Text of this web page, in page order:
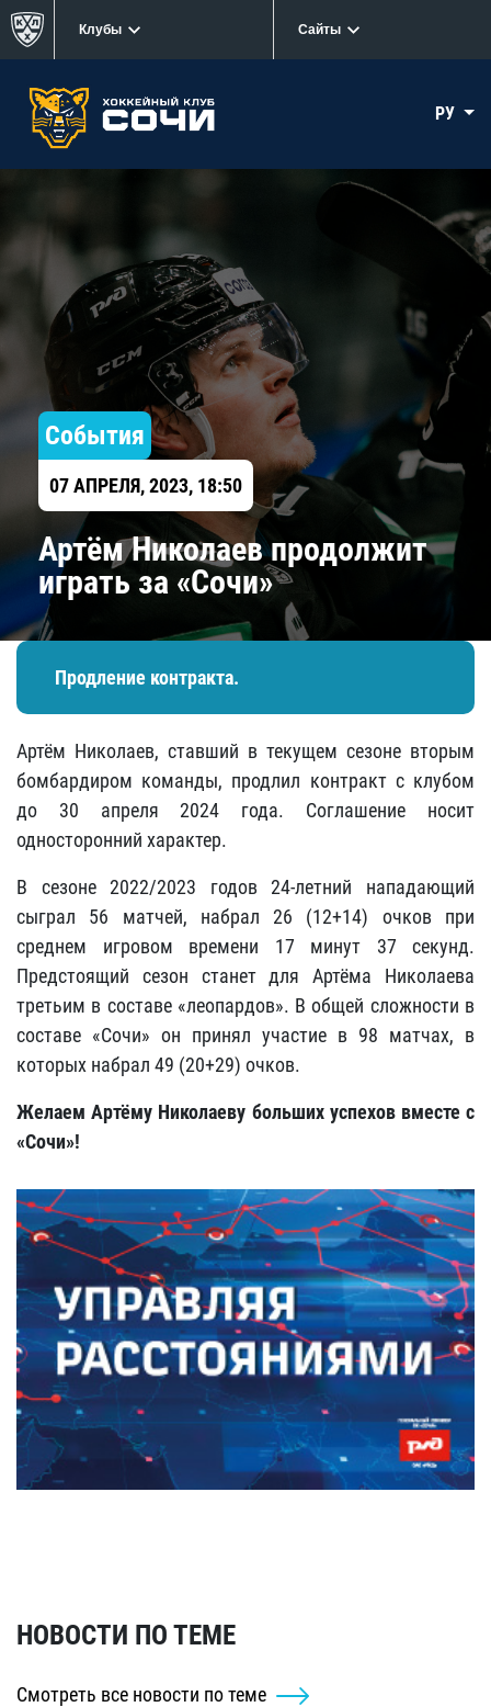
Клубы Сайты
РУ
События
07 АПРЕЛЯ, 2023, 18:50
Артём Николаев продолжит
играть за «Сочи»
Продление контракта.
Артём Николаев, ставший в текущем сезоне вторым
бомбардиром команды, продлил контракт с клубом
до 30 апреля 2024 года. Соглашение носит
односторонний характер.
В сезоне 2022/2023 годов 24-летний нападающий
сыграл 56 матчей, набрал 26 (12+14) очков при
среднем игровом времени 17 минут 37 секунд.
Предстоящий сезон станет для Артёма Николаева
третьим в составе «леопардов». В общей сложности в
составе «Сочи» он принял участие в 98 матчах, в
которых набрал 49 (20+29) очков.
Желаем Артёму Николаеву больших успехов вместе с
«Сочи»!
НОВОСТИ ПО ТЕМЕ
Смотреть все новости по теме